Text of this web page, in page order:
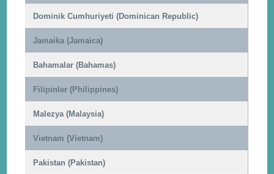
Dominik Cumhuriyeti (Dominican Republic)
Jamaika (Jamaica)
Bahamalar (Bahamas)
Filipinler (Philippines)
Malezya (Malaysia)
Vietnam (Vietnam)
Pakistan (Pakistan)